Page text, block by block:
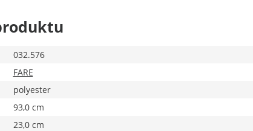
032.576
FARE
polyester
93,0 cm
23,0 cm